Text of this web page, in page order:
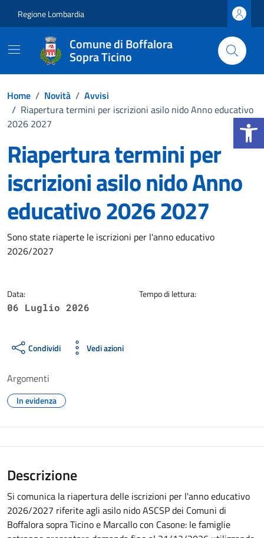
Apri la
Regione Lombardia
Comune di Boffalora
Sopra Ticino
Home / Novità / Avvisi
/ Riapertura termini per iscrizioni asilo nido Anno educativo
2026 2027
Riapertura termini per
iscrizioni asilo nido Anno
educativo 2026 2027
Dettagli della notizia
Sono state riaperte le iscrizioni per l'anno educativo
2026/2027
Data:
06 Luglio 2026
Tempo di lettura:
Condividi Vedi azioni
Argomenti
In evidenza
Descrizione
Si comunica la riapertura delle iscrizioni per l'anno educativo
2026/2027 riferite agli asilo nido ASCSP dei Comuni di
Boffalora sopra Ticino e Marcallo con Casone: le famiglie